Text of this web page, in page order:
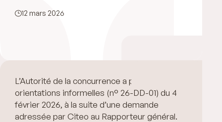
12 mars 2026
L’Autorité de la concurrence a publié des
orientations informelles (n° 26-DD-01) du 4
février 2026, à la suite d’une demande
adressée par Citeo au Rapporteur général.